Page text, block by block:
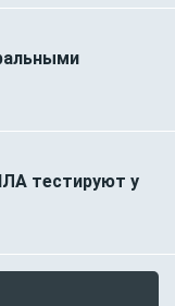
тестируют у